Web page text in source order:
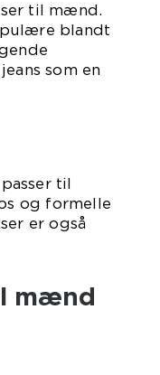
til mænd.
blandt
som en
til
og formelle
er også
mænd